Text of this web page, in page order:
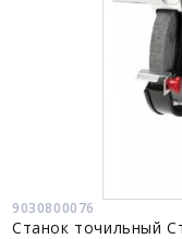
9030800076
Станок точильный